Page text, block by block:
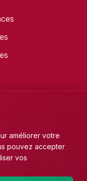
confidentialité
des Éleveurs de
Tous droits
améliorer votre
pouvez accepter
vos